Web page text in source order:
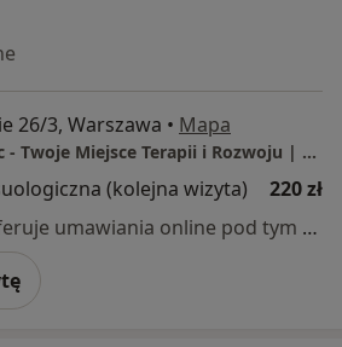
26/3, Warszawa • Mapa
Przestrzeń Holistic - Twoje Miejsce Terapii i Rozwoju | CENTRUM - Al. Ujazdowskie 26/3 (przy Placu Trzech Krzyży) | MOKOTÓW - Wernyhory 11 (przy Metrze Służew)
(kolejna wizyta)
220 zł
Specjalista nie oferuje umawiania online pod tym adresem.